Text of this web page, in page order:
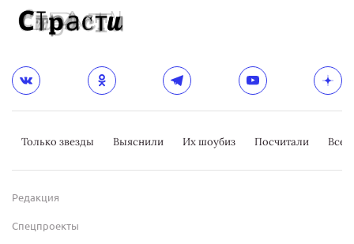
Только звезды Выяснили Их шоубиз Посчитали
Редакция
Спецпроекты